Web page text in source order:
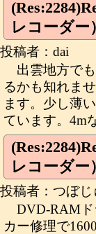
レコーダー）
投稿者：dai
出雲地方で
るかも知れま
ます。少し薄
ています。4m
レコーダー）
投稿者：つぼじ
DVD-RAM
カー修理で